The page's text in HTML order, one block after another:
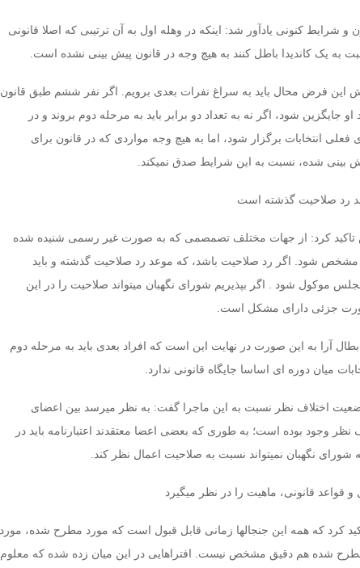
شرایط کنونی یادآور شد: اینکه در وهله اول به آن ترتیبی که اصلا قانونی
به یک کاندیدا باطل کنند به هیچ وجه در قانون پیش بینی نشده است.
این فرض محال باید به سراغ نفرات بعدی برویم. اگر نفر ششم طبق قانون
جایگزین شود، اگر نه به تعداد دو برابر باید به مرحله دوم بروند و در
فعلی انتخابات برگزار شود، اما به هیچ وجه مواردی که در قانون برای
بینی شده، نسبت به این شرایط صدق نمیکند.
رد صلاحیت گذشته است
تاکید کرد: از جهات مختلف تصمصمی که به صورت غیر رسمی شنیده شده
مشخص شود. اگر رد صلاحیت باشد، که موعد رد صلاحیت گذشته و باید
مجلس موکول شود . اگر بپذیریم شورای نگهبان میتواند صلاحیت را در این
جزئی دارای مشکل است.
آرا به این صورت در نهایت این است که افراد بعدی باید به مرحله دوم
میان دوره ای اساسا جایگاه قانونی ندارد.
وضعیت اختلاف نظر نسبت به این ماجرا گفت: به نظر میرسد بین اعضای
وجود بوده است؛ به طوری که بعضی اعضا معتقدند اعتبارنامه باید در
نگهبان نمیتواند نسبت به صلاحیت اعمال نظر کند.
قواعد قانونی، ماهیت را در نظر میگیرد
کرد که همه این جنجالها زمانی قابل قبول است که مورد مطرح شده، مورد
مطرح شده هم دقیق مشخص نیست. افتراهایی در این میان زده شده که معلوم